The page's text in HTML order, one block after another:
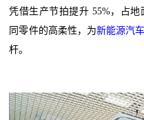
凭借生产节拍提升 55%，占
同零件的高柔性，为新能源汽车
杆。